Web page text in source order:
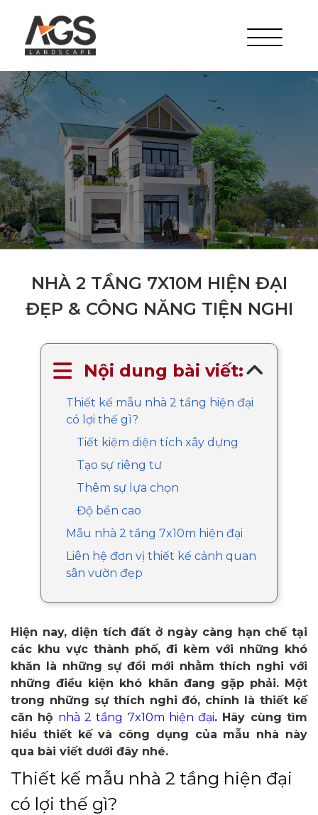
NHÀ 2 TẦNG 7X10M HIỆN ĐẠI
ĐẸP & CÔNG NĂNG TIỆN NGHI
Nội dung bài viết:
Thiết kế mẫu nhà 2 tầng hiện đại
có lợi thế gì?
Tiết kiệm diện tích xây dựng
Tạo sự riêng tư
Thêm sự lựa chọn
Độ bền cao
Mẫu nhà 2 tầng 7x10m hiện đại
Liên hệ đơn vị thiết kế cảnh quan
sân vườn đẹp
Hiện nay, diện tích đất ở ngày càng hạn chế tại
các khu vực thành phố, đi kèm với những khó
khăn là những sự đổi mới nhằm thích nghi với
những điều kiện khó khăn đang gặp phải. Một
trong những sự thích nghi đó, chính là thiết kế
căn hộ nhà 2 tầng 7x10m hiện đại. Hãy cùng tìm
hiểu thiết kế và công dụng của mẫu nhà này
qua bài viết dưới đây nhé.
Thiết kế mẫu nhà 2 tầng hiện đại
có lợi thế gì?